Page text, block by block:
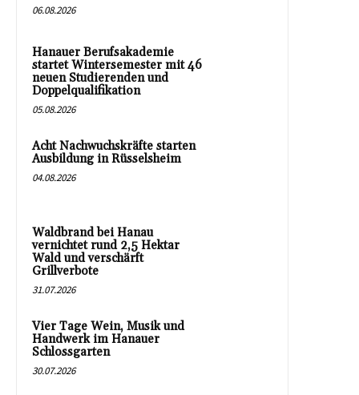
06.08.2026
Hanauer Berufsakademie
startet Wintersemester mit 46
neuen Studierenden und
Doppelqualifikation
05.08.2026
Acht Nachwuchskräfte starten
Ausbildung in Rüsselsheim
04.08.2026
Waldbrand bei Hanau
vernichtet rund 2,5 Hektar
Wald und verschärft
Grillverbote
31.07.2026
Vier Tage Wein, Musik und
Handwerk im Hanauer
Schlossgarten
30.07.2026